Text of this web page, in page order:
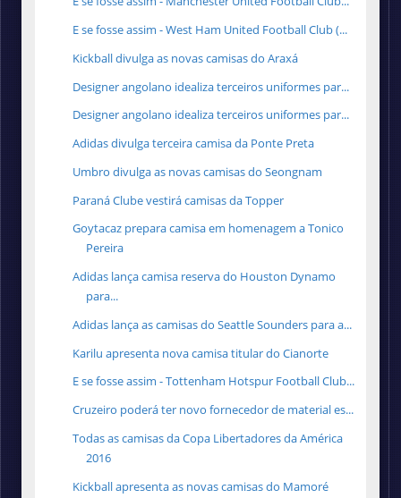
E se fosse assim - West Ham United Football Club (...
Kickball divulga as novas camisas do Araxá
Designer angolano idealiza terceiros uniformes par...
Designer angolano idealiza terceiros uniformes par...
Adidas divulga terceira camisa da Ponte Preta
Umbro divulga as novas camisas do Seongnam
Paraná Clube vestirá camisas da Topper
Goytacaz prepara camisa em homenagem a Tonico
Pereira
Adidas lança camisa reserva do Houston Dynamo
para...
Adidas lança as camisas do Seattle Sounders para a...
Karilu apresenta nova camisa titular do Cianorte
E se fosse assim - Tottenham Hotspur Football Club...
Cruzeiro poderá ter novo fornecedor de material es...
Todas as camisas da Copa Libertadores da América
2016
Kickball apresenta as novas camisas do Mamoré